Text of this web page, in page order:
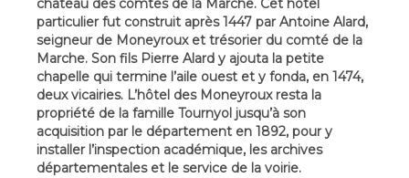
château des comtes de la Marche. Cet hôtel
particulier fut construit après 1447 par Antoine Alard,
seigneur de Moneyroux et trésorier du comté de la
Marche. Son fils Pierre Alard y ajouta la petite
chapelle qui termine l’aile ouest et y fonda, en 1474,
deux vicairies. L’hôtel des Moneyroux resta la
propriété de la famille Tournyol jusqu’à son
acquisition par le département en 1892, pour y
installer l’inspection académique, les archives
départementales et le service de la voirie.